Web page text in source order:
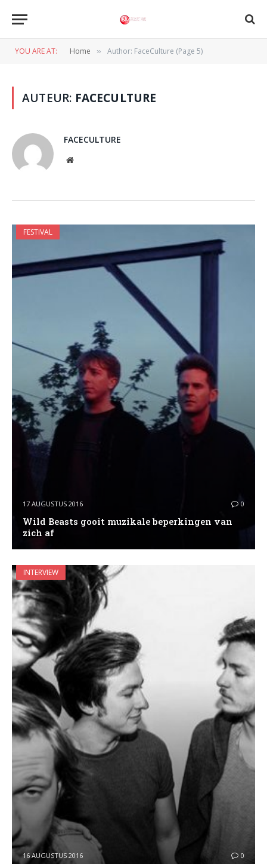
YOU ARE AT: Home » Author: FaceCulture (Page 5)
AUTEUR: FACECULTURE
FACECULTURE
Website
FESTIVAL
17 AUGUSTUS 2016 0
Wild Beasts gooit muzikale beperkingen van
zich af
INTERVIEW
16 AUGUSTUS 2016 0